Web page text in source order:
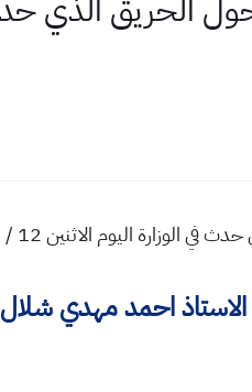
اليوم الاثنين 12 / 7 / 2021
الاستاذ احمد مهدي شلال